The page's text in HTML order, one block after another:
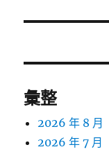
文
彙整
2026 年 8 月
2026 年 7 月